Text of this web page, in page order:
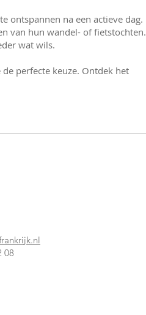
ontspannen na een actieve dag.
van hun wandel- of fietstochten.
wat wils.
perfecte keuze. Ontdek het
08